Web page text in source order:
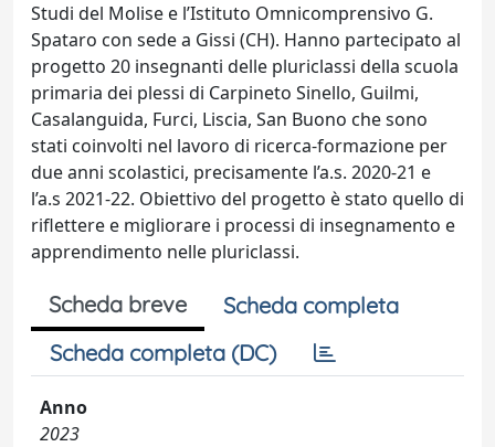
Studi del Molise e l’Istituto Omnicomprensivo G.
Spataro con sede a Gissi (CH). Hanno partecipato al
progetto 20 insegnanti delle pluriclassi della scuola
primaria dei plessi di Carpineto Sinello, Guilmi,
Casalanguida, Furci, Liscia, San Buono che sono
stati coinvolti nel lavoro di ricerca-formazione per
due anni scolastici, precisamente l’a.s. 2020-21 e
l’a.s 2021-22. Obiettivo del progetto è stato quello di
riflettere e migliorare i processi di insegnamento e
apprendimento nelle pluriclassi.
Scheda breve
Scheda completa
Scheda completa (DC)
Anno
2023